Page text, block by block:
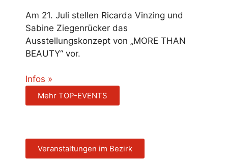
Am 21. Juli stellen Ricarda Vinzing und
Sabine Ziegenrücker das
Ausstellungskonzept von „MORE THAN
BEAUTY“ vor.
Infos »
Mehr TOP-EVENTS
Veranstaltungen im Bezirk